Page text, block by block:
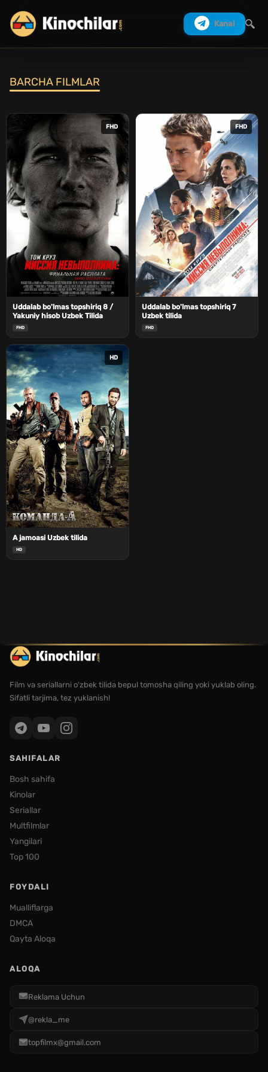
Kanal
BARCHA FILMLAR
FHD
Uddalab bo'lmas topshiriq 8 /
Yakuniy hisob Uzbek Tilida
FHD
FHD
Uddalab bo'lmas topshiriq 7
Uzbek tilida
FHD
HD
A jamoasi Uzbek tilida
HD
Film va seriallarni o'zbek tilida bepul tomosha qiling yoki yuklab oling.
Sifatli tarjima, tez yuklanish!
SAHIFALAR
Bosh sahifa
Kinolar
Seriallar
Multfilmlar
Yangilari
Top 100
FOYDALI
Mualliflarga
DMCA
Qayta Aloqa
ALOQA
Reklama Uchun
@rekla_me
topfilmx@gmail.com